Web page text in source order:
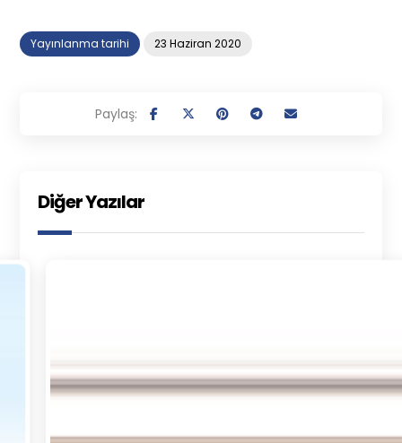
Yayınlanma tarihi 23 Haziran 2020
Diğer Yazılar